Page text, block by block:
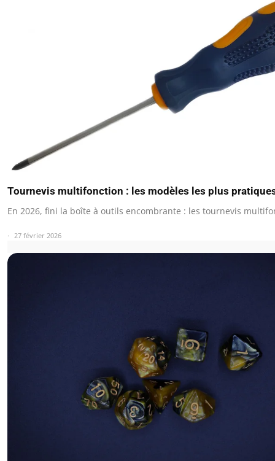
Tournevis multifonction : les modèles les plus
En 2026, fini la boîte à outils encombrante : les tournevis
27 février 2026